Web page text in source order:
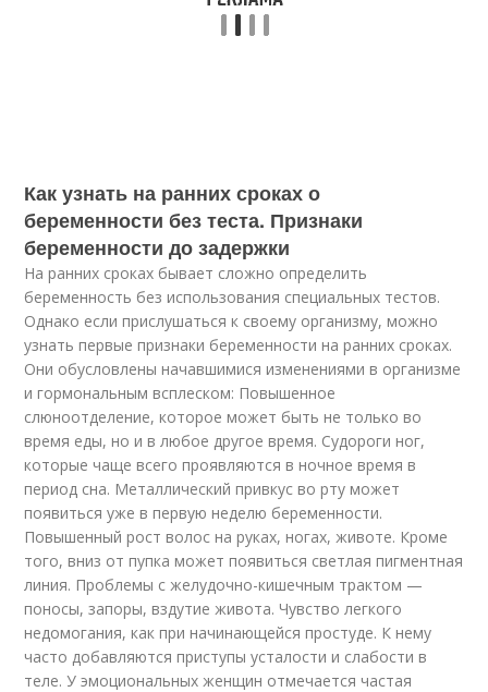
Как узнать на ранних сроках о
беременности без теста. Признаки
беременности до задержки
На ранних сроках бывает сложно определить
беременность без использования специальных тестов.
Однако если прислушаться к своему организму, можно
узнать первые признаки беременности на ранних сроках.
Они обусловлены начавшимися изменениями в организме
и гормональным всплеском: Повышенное
слюноотделение, которое может быть не только во
время еды, но и в любое другое время. Судороги ног,
которые чаще всего проявляются в ночное время в
период сна. Металлический привкус во рту может
появиться уже в первую неделю беременности.
Повышенный рост волос на руках, ногах, животе. Кроме
того, вниз от пупка может появиться светлая пигментная
линия. Проблемы с желудочно-кишечным трактом —
поносы, запоры, вздутие живота. Чувство легкого
недомогания, как при начинающейся простуде. К нему
часто добавляются приступы усталости и слабости в
теле. У эмоциональных женщин отмечается частая